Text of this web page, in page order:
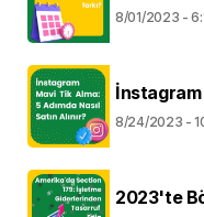
8/01/2023 -
8/24/2023 -
2023'te